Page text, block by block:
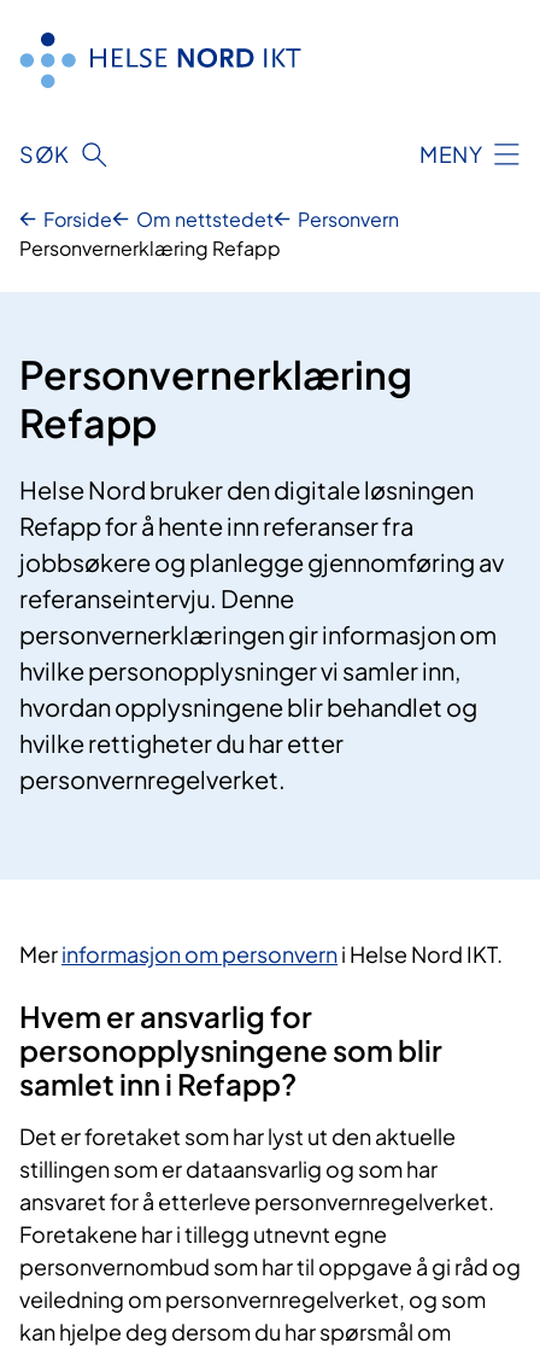
innhold
SØK MENY
Forside Om nettstedet
Personvern
Personvernerklæring Refapp
Personvernerklæring
Refapp
Helse Nord bruker den digitale løsningen
Refapp for å hente inn referanser fra
jobbsøkere og planlegge gjennomføring av
referanseintervju. Denne
personvernerklæringen gir informasjon om
hvilke personopplysninger vi samler inn,
hvordan opplysningene blir behandlet og
hvilke rettigheter du har etter
personvernregelverket.
Merinformasjon om personverni Helse Nord IKT.
Hvem er ansvarlig for
personopplysningene som blir
samlet inn i Refapp?
Det er foretaket som har lyst ut den aktuelle
stillingen som er dataansvarlig og som har
ansvaret for å etterleve personvernregelverket.
Foretakene har i tillegg utnevnt egne
personvernombud som har til oppgave å gi råd og
veiledning om personvernregelverket, og som
kan hjelpe deg dersom du har spørsmål om